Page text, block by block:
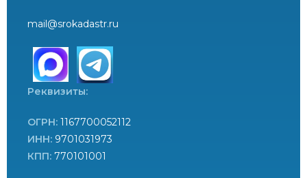
mail@srokadastr.ru
Реквизиты:
ОГРН: 1167700052112
ИНН: 9701031973
КПП: 770101001